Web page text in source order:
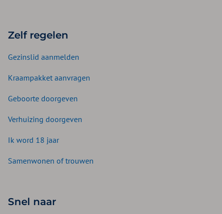
Zelf regelen
Gezinslid aanmelden
Kraampakket aanvragen
Geboorte doorgeven
Verhuizing doorgeven
Ik word 18 jaar
Samenwonen of trouwen
Snel naar